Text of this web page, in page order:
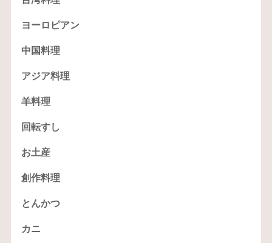
ヨーロピアン
中国料理
アジア料理
羊料理
回転すし
お土産
創作料理
とんかつ
カニ